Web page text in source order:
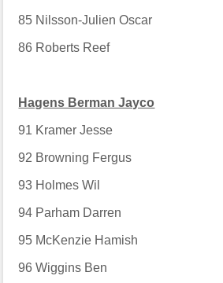
85 Nilsson-Julien Oscar
86 Roberts Reef
Hagens Berman Jayco
91 Kramer Jesse
92 Browning Fergus
93 Holmes Wil
94 Parham Darren
95 McKenzie Hamish
96 Wiggins Ben